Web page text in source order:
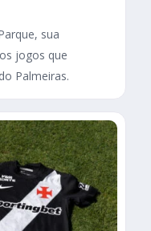
sua
jogos que
Palmeiras.